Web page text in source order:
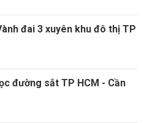
đai 3 xuyên khu đô thị TP
đường sắt TP HCM - Cần